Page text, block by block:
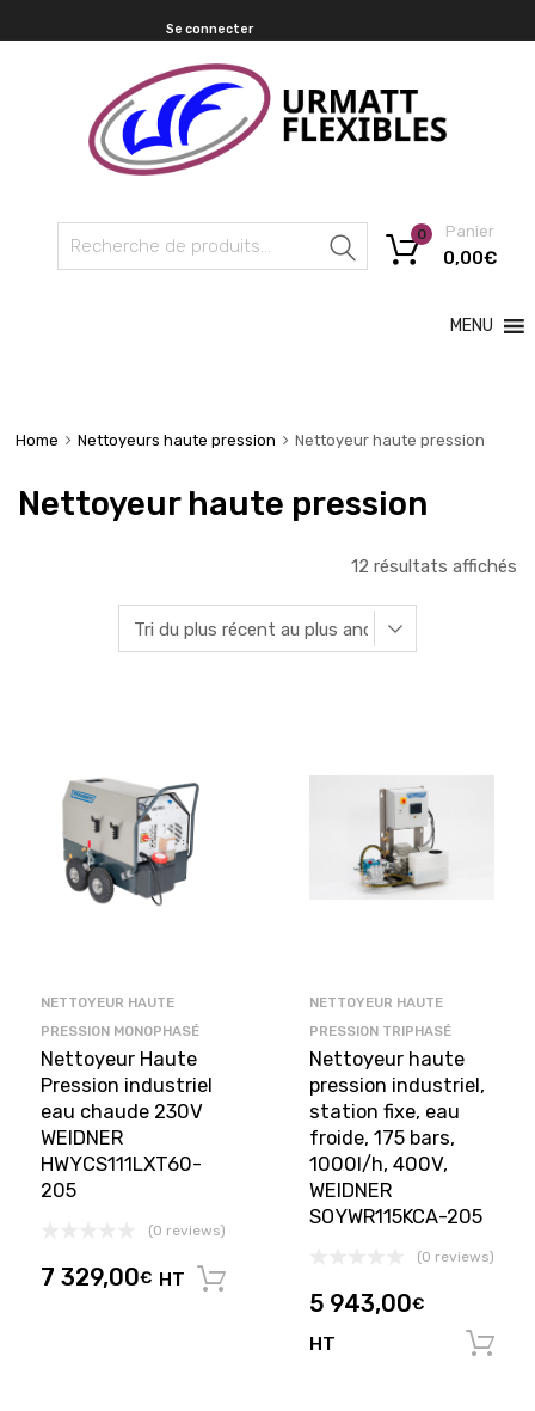
Se connecter
Recherche
Panier
0,00€
0
MENU
Home Nettoyeurs haute pression Nettoyeur haute pression
Nettoyeur haute pression
12 résultats affichés
NETTOYEUR HAUTE
PRESSION MONOPHASÉ
Nettoyeur Haute
Pression industriel
eau chaude 230V
WEIDNER
HWYCS111LXT60-
205
(0 reviews)
7 329,00€ HT
NETTOYEUR HAUTE
PRESSION TRIPHASÉ
Nettoyeur haute
pression industriel,
station fixe, eau
froide, 175 bars,
1000l/h, 400V,
WEIDNER
SOYWR115KCA-205
(0 reviews)
5 943,00€
HT